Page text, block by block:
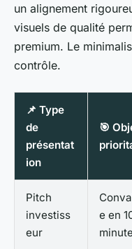
un alignement
visuels de qualité
premium. Le
contrôle.
📌 Type
de
présentat
ion
🎯
Pitch
investiss
eur
e en